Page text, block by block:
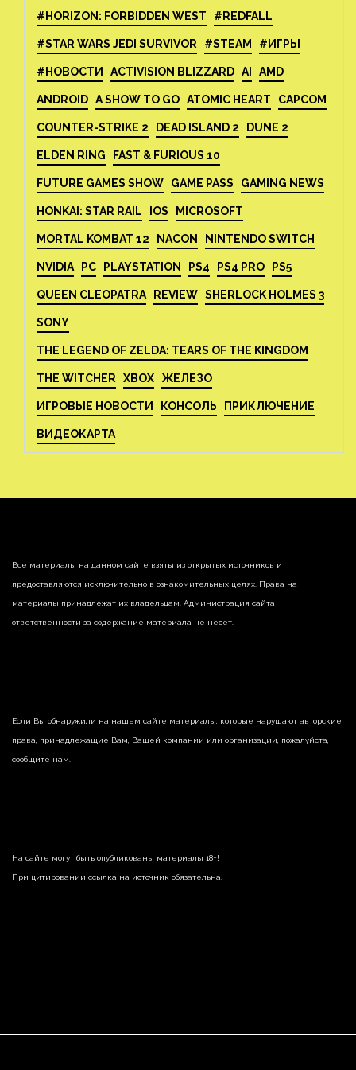
#HORIZON: FORBIDDEN WEST #REDFALL
#STAR WARS JEDI SURVIVOR #STEAM #ИГРЫ
#НОВОСТИ ACTIVISION BLIZZARD AI AMD
ANDROID A SHOW TO GO ATOMIC HEART CAPCOM
COUNTER-STRIKE 2 DEAD ISLAND 2 DUNE 2
ELDEN RING FAST & FURIOUS 10
FUTURE GAMES SHOW GAME PASS GAMING NEWS
HONKAI: STAR RAIL IOS MICROSOFT
MORTAL KOMBAT 12 NACON NINTENDO SWITCH
NVIDIA PC PLAYSTATION PS4 PS4 PRO PS5
QUEEN CLEOPATRA REVIEW SHERLOCK HOLMES 3
SONY
THE LEGEND OF ZELDA: TEARS OF THE KINGDOM
THE WITCHER XBOX ЖЕЛЕЗО
ИГРОВЫЕ НОВОСТИ КОНСОЛЬ ПРИКЛЮЧЕНИЕ
ВИДЕОКАРТА
Все материалы на данном сайте взяты из открытых источников и
предоставляются исключительно в ознакомительных целях. Права на
материалы принадлежат их владельцам. Администрация сайта
ответственности за содержание материала не несет.
Если Вы обнаружили на нашем сайте материалы, которые нарушают авторские
права, принадлежащие Вам, Вашей компании или организации, пожалуйста,
сообщите нам.
На сайте могут быть опубликованы материалы 18+!
При цитировании ссылка на источник обязательна.